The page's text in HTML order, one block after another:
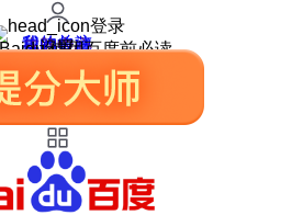
登录
我的关注
我的收藏
皮肤中心
用户反馈
设置
使用百度前必读